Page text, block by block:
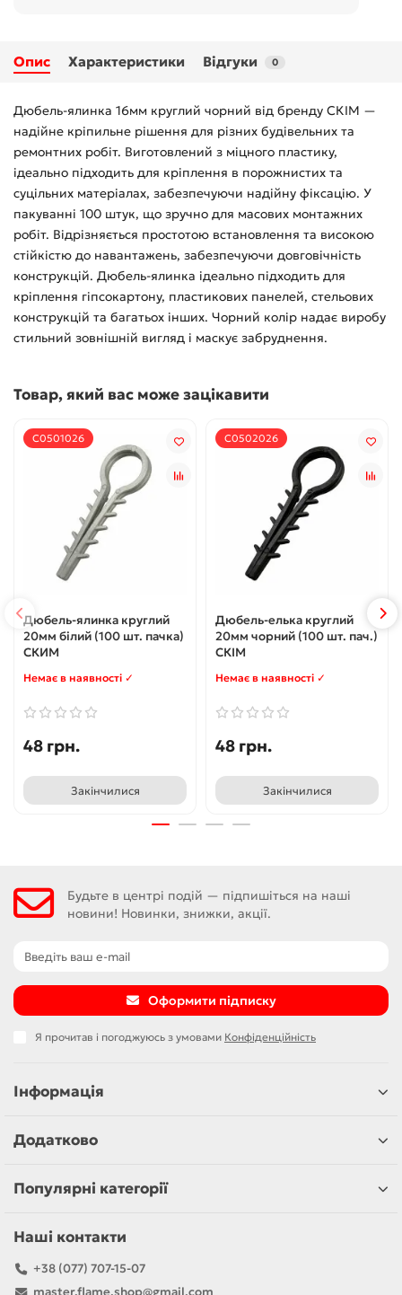
Опис Характеристики Відгуки 0
Дюбель-ялинка 16мм круглий чорний від бренду СКІМ —
надійне кріпильне рішення для різних будівельних та
ремонтних робіт. Виготовлений з міцного пластику,
ідеально підходить для кріплення в порожнистих та
суцільних матеріалах, забезпечуючи надійну фіксацію. У
пакуванні 100 штук, що зручно для масових монтажних
робіт. Відрізняється простотою встановлення та високою
стійкістю до навантажень, забезпечуючи довговічність
конструкцій. Дюбель-ялинка ідеально підходить для
кріплення гіпсокартону, пластикових панелей, стельових
конструкцій та багатьох інших. Чорний колір надає виробу
стильний зовнішній вигляд і маскує забруднення.
Товар, який вас може зацікавити
С0501026
Дюбель-ялинка круглий
20мм білий (100 шт. пачка)
СКИМ
Немає в наявності ✓
48 грн.
Закінчилися
С0502026
Дюбель-елька круглий
20мм чорний (100 шт. пач.)
СКІМ
Немає в наявності ✓
48 грн.
Закінчилися
Будьте в центрі подій — підпишіться на наші
новини! Новинки, знижки, акції.
Оформити підписку
Я прочитав і погоджуюсь з умовами Конфіденційність
Інформація
Додатково
Популярні категорії
Наші контакти
+38 (077) 707-15-07